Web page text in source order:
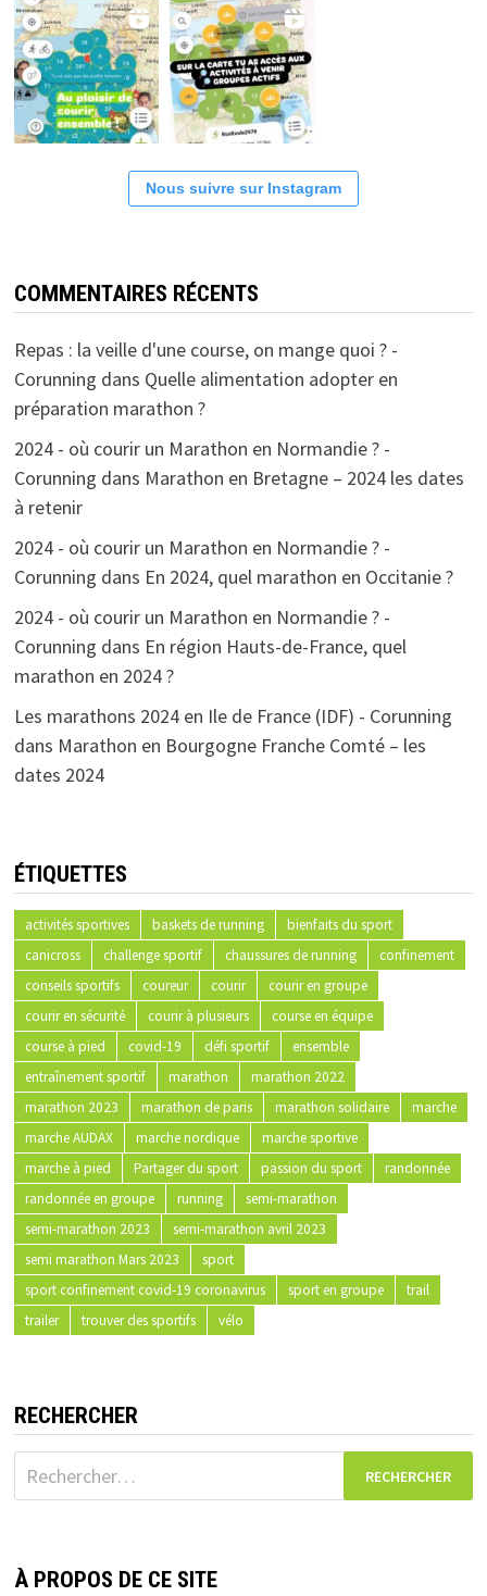
Nous suivre sur Instagram
COMMENTAIRES RÉCENTS
Repas : la veille d'une course, on mange quoi ? -
Corunning dans Quelle alimentation adopter en
préparation marathon ?
2024 - où courir un Marathon en Normandie ? -
Corunning dans Marathon en Bretagne – 2024 les dates
à retenir
2024 - où courir un Marathon en Normandie ? -
Corunning dans En 2024, quel marathon en Occitanie ?
2024 - où courir un Marathon en Normandie ? -
Corunning dans En région Hauts-de-France, quel
marathon en 2024 ?
Les marathons 2024 en Ile de France (IDF) - Corunning
dans Marathon en Bourgogne Franche Comté – les
dates 2024
ÉTIQUETTES
activités sportives baskets de running
bienfaits du sport
canicross
challenge sportif chaussures de running
confinement
conseils sportifs
coureur courir
courir en groupe
courir en sécurité
courir à plusieurs
course en équipe
course à pied
covid-19 défi sportif
ensemble
entraînement sportif
marathon
marathon 2022
marathon 2023
marathon de paris marathon solidaire
marche
marche AUDAX
marche nordique
marche sportive
marche à pied
Partager du sport passion du sport
randonnée
randonnée en groupe
running
semi-marathon
semi-marathon 2023
semi-marathon avril 2023
semi marathon Mars 2023
sport
sport confinement covid-19 coronavirus
sport en groupe
trail
trailer
trouver des sportifs vélo
RECHERCHER
Rechercher :
À PROPOS DE CE SITE